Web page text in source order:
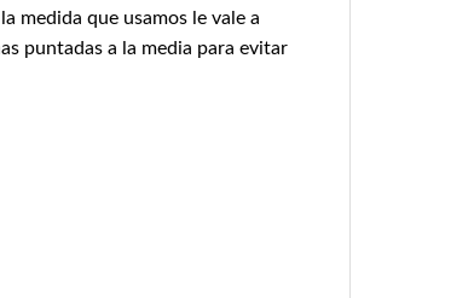
medida que usamos le vale a
puntadas a la media para evitar